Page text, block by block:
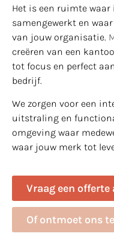
Het is een ruimte
samengewerkt en
van jouw organisatie.
creëren van een
tot focus en perfect
bedrijf.
We zorgen voor een
uitstraling en
omgeving waar
waar jouw merk tot
Vraag een offerte
Of ontmoet ons